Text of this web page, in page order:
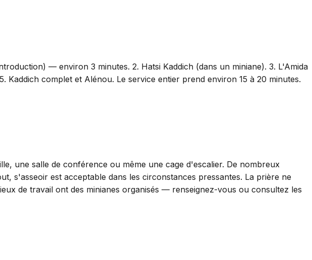
— environ 3 minutes. 2. Hatsi Kaddich (dans un miniane). 3. L'Amida
complet et Alénou. Le service entier prend environ 15 à 20 minutes.
une salle de conférence ou même une cage d'escalier. De nombreux
s'asseoir est acceptable dans les circonstances pressantes. La prière ne
de travail ont des minianes organisés — renseignez-vous ou consultez les